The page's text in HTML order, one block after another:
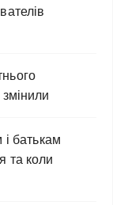
і батькам
та коли